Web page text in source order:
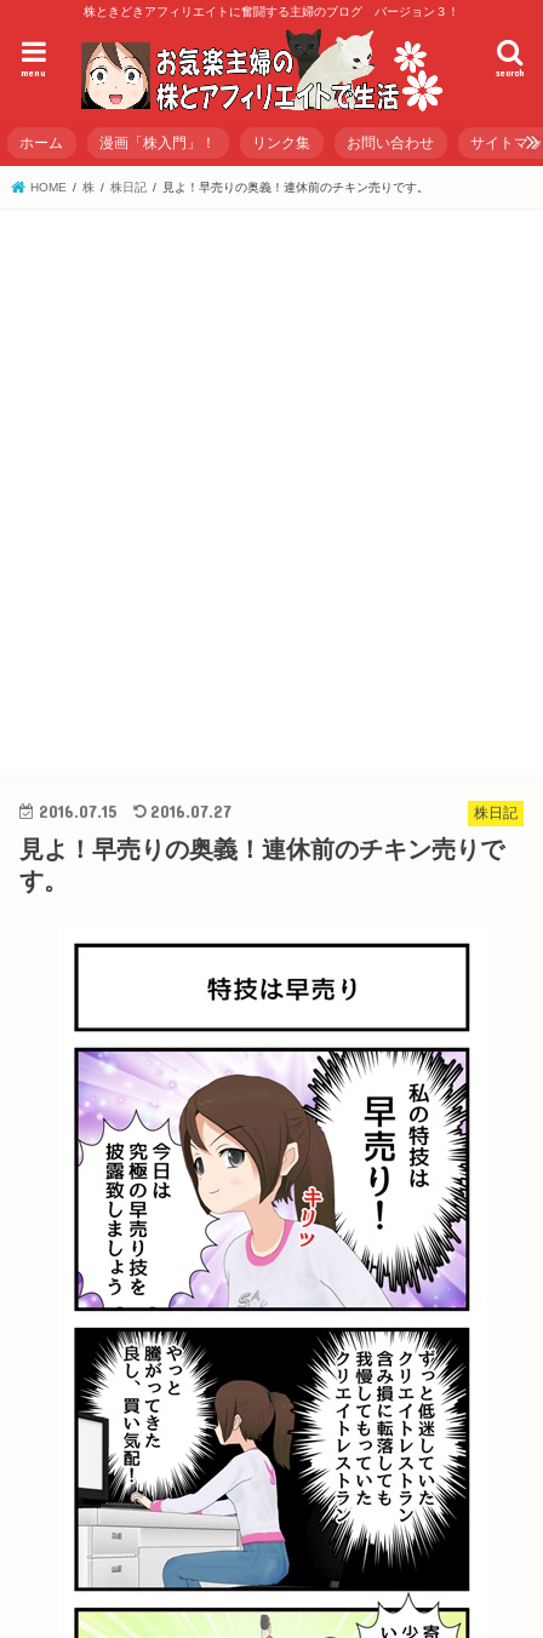
株ときどきアフィリエイトに奮闘する主婦のブログ バージョン３！
search
menu
ホーム 漫画「株入門」！ リンク集 お問い合わせ サイトマ
HOME 株 株日記 見よ！早売りの奥義！連休前のチキン売りです。
株日記
2016.07.15 2016.07.27
見よ！早売りの奥義！連休前のチキン売りで
す。